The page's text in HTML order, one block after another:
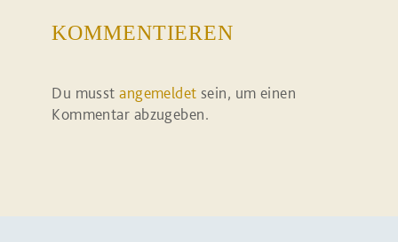
KOMMENTIEREN
Du musstangemeldet sein, um einen
Kommentar abzugeben.